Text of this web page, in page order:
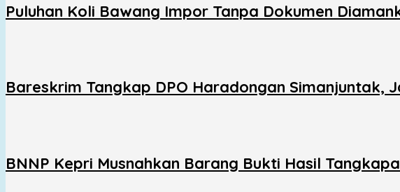
Puluhan Koli Bawang Impor Tanpa Dokumen
Bareskrim Tangkap DPO Haradongan Simanjuntak,
BNNP Kepri Musnahkan Barang Bukti Hasil